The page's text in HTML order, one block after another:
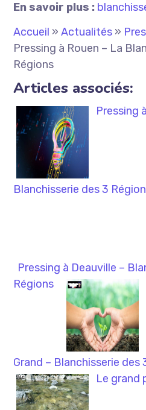
En savoir plus :
Accueil »Actualités »
Pressing à Rouen – La
Régions
Articles associés:
Pressing
Blanchisserie des 3
Pressing à Deauville –
Régions
Grand – Blanchisserie des
Le grand